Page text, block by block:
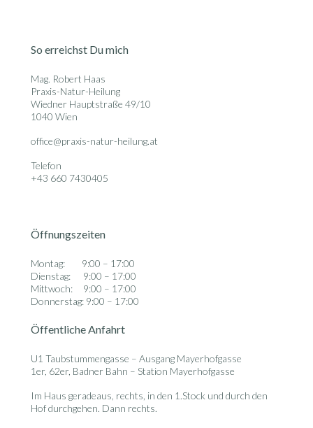
So erreichst Du mich
Mag. Robert Haas
Praxis-Natur-Heilung
Wiedner Hauptstraße 49/10
1040 Wien
office@praxis-natur-heilung.at
Telefon
+43 660 7430405
Öffnungszeiten
Montag: 9:00 – 17:00
Dienstag: 9:00 – 17:00
Mittwoch: 9:00 – 17:00
Donnerstag: 9:00 – 17:00
Öffentliche Anfahrt
U1 Taubstummengasse – Ausgang Mayerhofgasse
1er, 62er, Badner Bahn – Station Mayerhofgasse
Im Haus geradeaus, rechts, in den 1.Stock und durch den
Hof durchgehen. Dann rechts.